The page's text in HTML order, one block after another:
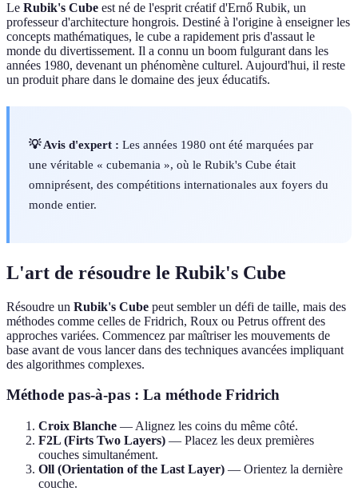
Le Rubik's Cube est né de l'esprit créatif d'Ernő Rubik, un
professeur d'architecture hongrois. Destiné à l'origine à enseigner les
concepts mathématiques, le cube a rapidement pris d'assaut le
monde du divertissement. Il a connu un boom fulgurant dans les
années 1980, devenant un phénomène culturel. Aujourd'hui, il reste
un produit phare dans le domaine des jeux éducatifs.
💡 Avis d'expert : Les années 1980 ont été marquées par
une véritable « cubemania », où le Rubik's Cube était
omniprésent, des compétitions internationales aux foyers du
monde entier.
L'art de résoudre le Rubik's Cube
Résoudre un Rubik's Cube peut sembler un défi de taille, mais des
méthodes comme celles de Fridrich, Roux ou Petrus offrent des
approches variées. Commencez par maîtriser les mouvements de
base avant de vous lancer dans des techniques avancées impliquant
des algorithmes complexes.
Méthode pas-à-pas : La méthode Fridrich
Croix Blanche — Alignez les coins du même côté.
F2L (Firts Two Layers) — Placez les deux premières
couches simultanément.
Oll (Orientation of the Last Layer) — Orientez la dernière
couche.